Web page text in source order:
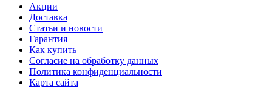
Акции
Доставка
Статьи и новости
Гарантия
Как купить
Согласие на обработку данных
Политика конфиденциальности
Карта сайта